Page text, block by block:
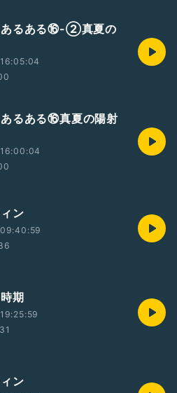
あるある⑯-②真夏の
るある⑯真夏の陽射
ン
期
ン